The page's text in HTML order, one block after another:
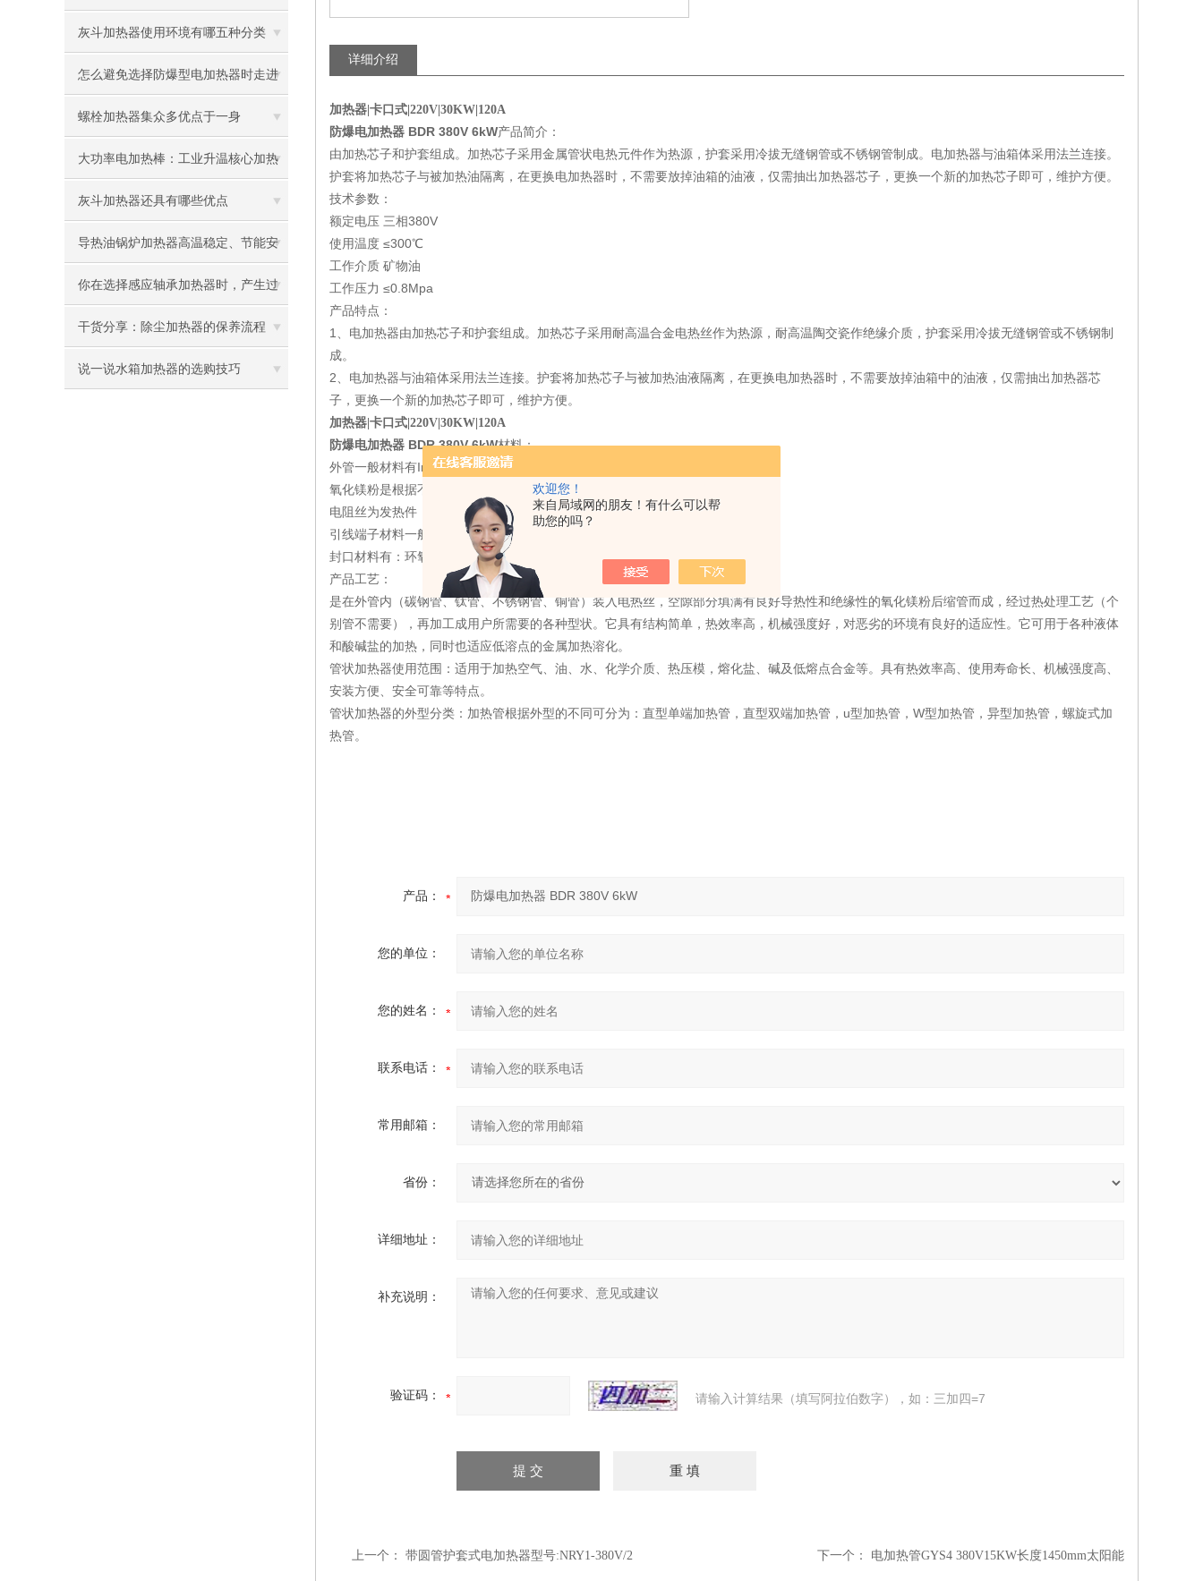
欢迎您！
来自局域网的朋友！有什么可以帮
助您的吗？
享给大家
灰斗加热器使用环境有哪五种分类
怎么避免选择防爆型电加热器时走进
误区
螺栓加热器集众多优点于一身
大功率电加热棒：工业升温核心加热
配件
灰斗加热器还具有哪些优点
导热油锅炉加热器高温稳定、节能安
全，工业加热优选
你在选择感应轴承加热器时，产生过
困惑吗？
干货分享：除尘加热器的保养流程
说一说水箱加热器的选购技巧
详细介绍
加热器|卡口式|220V|30KW|120A
防爆电加热器 BDR 380V 6kW产品简介：
由加热芯子和护套组成。加热芯子采用金属管状电热元件作为热源，护套采用冷拔无缝钢管或不锈钢管制成。电加热器与油箱体采用法兰连接。
护套将加热芯子与被加热油隔离，在更换电加热器时，不需要放掉油箱的油液，仅需抽出加热器芯子，更换一个新的加热芯子即可，维护方便。
技术参数：
额定电压 三相380V
使用温度 ≤300℃
工作介质 矿物油
工作压力 ≤0.8Mpa
产品特点：
1、电加热器由加热芯子和护套组成。加热芯子采用耐高温合金电热丝作为热源，耐高温陶交瓷作绝缘介质，护套采用冷拔无缝钢管或不锈钢制
成。
2、电加热器与油箱体采用法兰连接。护套将加热芯子与被加热油液隔离，在更换电加热器时，不需要放掉油箱中的油液，仅需抽出加热器芯
子，更换一个新的加热芯子即可，维护方便。
加热器|卡口式|220V|30KW|120A
防爆电加热器 BDR 380V 6kW材料：
外管一般材料有In800，In840，304，316L，310S，铝，铜，低碳钢等。
氧化镁粉是根据不同的使用要求选择不同规格，有高温粉，中温粉，等。
电阻丝为发热件，材料一般有两种，Ni-Cr丝和Fe-Cr-Al.
引线端子材料一般有两种：不锈钢和易削铁。
封口材料有：环氧，硅胶，玻璃等。
产品工艺：
是在外管内（碳钢管、钛管、不锈钢管、铜管）装入电热丝，空隙部分填满有良好导热性和绝缘性的氧化镁粉后缩管而成，经过热处理工艺（个
别管不需要），再加工成用户所需要的各种型状。它具有结构简单，热效率高，机械强度好，对恶劣的环境有良好的适应性。它可用于各种液体
和酸碱盐的加热，同时也适应低溶点的金属加热溶化。
管状加热器使用范围：适用于加热空气、油、水、化学介质、热压模，熔化盐、碱及低熔点合金等。具有热效率高、使用寿命长、机械强度高、
安装方便、安全可靠等特点。
管状加热器的外型分类：加热管根据外型的不同可分为：直型单端加热管，直型双端加热管，u型加热管，W型加热管，异型加热管，螺旋式加
热管。
产品：
您的单位：
您的姓名：
联系电话：
常用邮箱：
省份：
详细地址：
补充说明：
验证码： 请输入计算结果（填写阿拉伯数字），如：三加四=7
上一个： 带圆管护套式电加热器型号:NRY1-380V/2 下一个： 电加热管GYS4 380V15KW长度1450mm太阳能